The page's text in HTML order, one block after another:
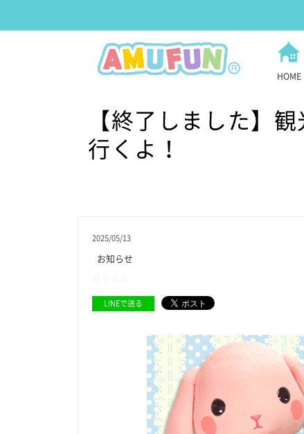
HOME
【終了しました】
行くよ！
2025/05/13
お知らせ
LINEで送る